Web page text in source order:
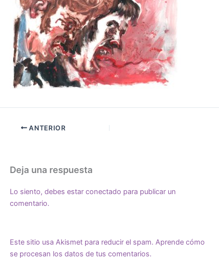
ANTERIOR
Deja una respuesta
Lo siento, debes estar conectado para publicar un
comentario.
Este sitio usa Akismet para reducir el spam. Aprende cómo
se procesan los datos de tus comentarios.